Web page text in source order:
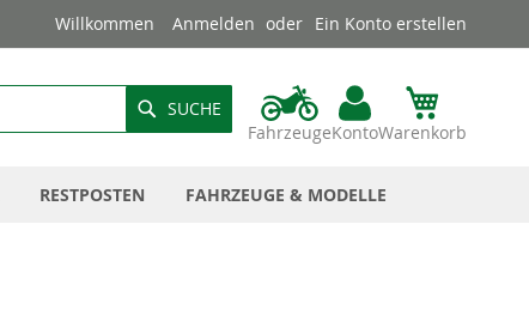
Willkommen Anmelden Ein Konto erstellen
FahrzeugeKontoWarenkorb
SUCHE
RESTPOSTEN FAHRZEUGE & MODELLE